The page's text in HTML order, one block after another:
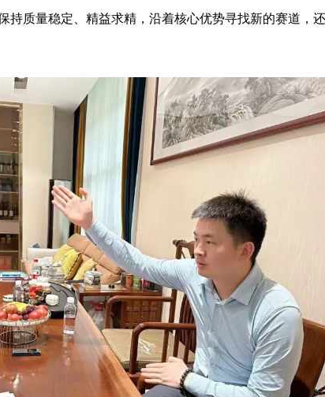
质量稳定、精益求精，沿着核心优势寻找新的赛道，还